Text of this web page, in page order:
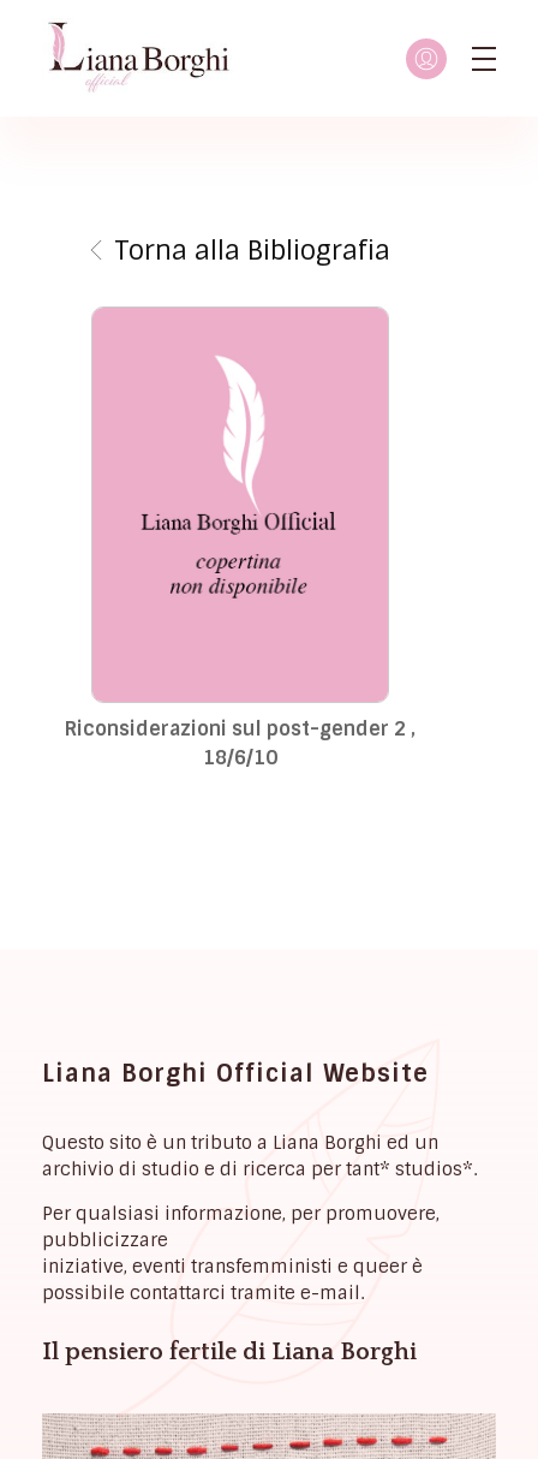
Torna alla Bibliografia
Riconsiderazioni sul post-gender 2 ,
18/6/10
Liana Borghi Official Website
Questo sito è un tributo a Liana Borghi ed un
archivio di studio e di ricerca per tant* studios*.
Per qualsiasi informazione, per promuovere,
pubblicizzare
iniziative, eventi transfemministi e queer è
possibile contattarci tramite e-mail.
Il pensiero fertile di Liana Borghi